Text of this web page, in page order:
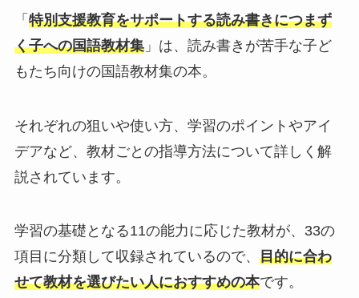
「 特別支援教育をサポートする読み書きにつまず
く子への国語教材集」は、読み書きが苦手な子ど
もたち向けの国語教材集の本。
それぞれの狙いや使い方、学習のポイントやアイ
デアなど、教材ごとの指導方法について詳しく解
説されています。
学習の基礎となる11の能力に応じた教材が、33の
項目に分類して収録されているので、 目的に合わ
せて教材を選びたい人におすすめの本です。